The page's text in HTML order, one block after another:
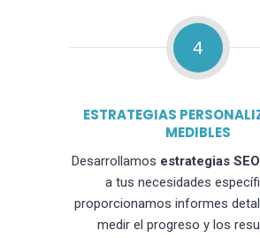
4
ESTRATEGIAS
MEDIBLES
Desarrollamos estrategias SEO
a tus necesidades
proporcionamos informes
medir el progreso y los